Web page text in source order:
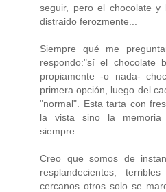
seguir, pero el chocolate
distraido ferozmente...
Siempre qué me
respondo:"sí el
propiamente -o nada-
primera opción, luego del
"normal". Esta tarta con
la vista sino la memoria
siempre.
Creo que somos de
resplandecientes,
cercanos otros solo se